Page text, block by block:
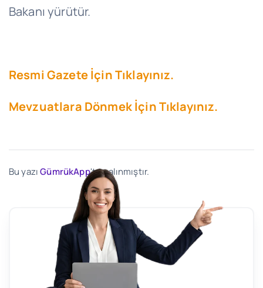
Bakanı yürütür.
Resmi Gazete İçin Tıklayınız.
Mevzuatlara Dönmek İçin Tıklayınız.
Bu yazıGümrükApp'ten alınmıştır.